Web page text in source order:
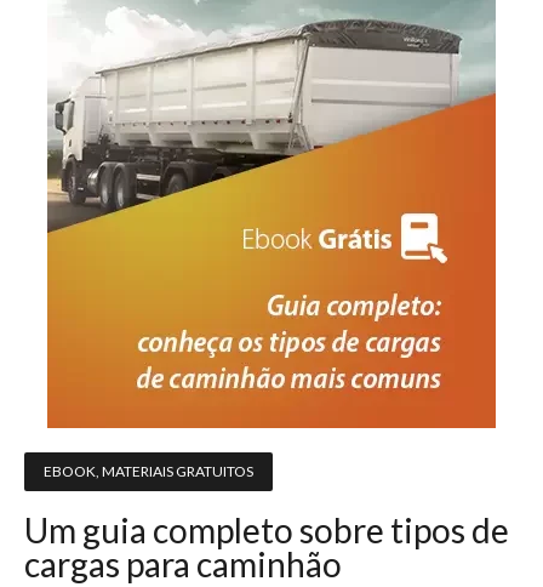
EBOOK, MATERIAIS GRATUITOS
Um guia completo sobre tipos de
cargas para caminhão